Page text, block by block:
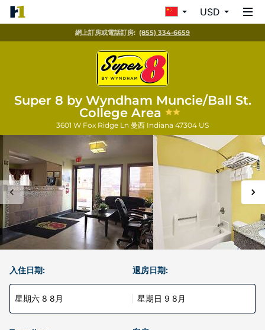
USD
網上訂房或電話訂房: (855) 334-6659
Super 8 by Wyndham Muncie/Ball St.
College Area
3601 W Fox Ridge Ln 曼西 Indiana 47304 US
入住日期:
星期六 8 8月
退房日期:
星期日 9 8月